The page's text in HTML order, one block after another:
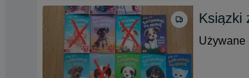
Ksiązki
Używane